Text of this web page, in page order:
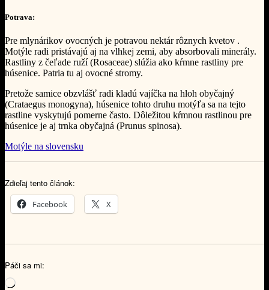
Potrava:
Pre mlynárikov ovocných je potravou nektár rôznych kvetov .
Motýle radi pristávajú aj na vlhkej zemi, aby absorbovali minerály.
Rastliny z čeľade ruží (Rosaceae) slúžia ako kŕmne rastliny pre
húsenice. Patria tu aj ovocné stromy.
Pretože samice obzvlášť radi kladú vajíčka na hloh obyčajný
(Crataegus monogyna), húsenice tohto druhu motýľa sa na tejto
rastline vyskytujú pomerne často. Dôležitou kŕmnou rastlinou pre
húsenice je aj trnka obyčajná (Prunus spinosa).
Motýle na slovensku
Zdieľaj tento článok:
Facebook X
Páči sa mi:
Loading…